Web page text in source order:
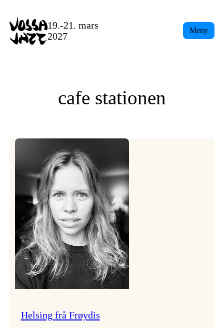
content
19.-21. mars
2027
Meny
cafe stationen
Helsing frå Frøydis